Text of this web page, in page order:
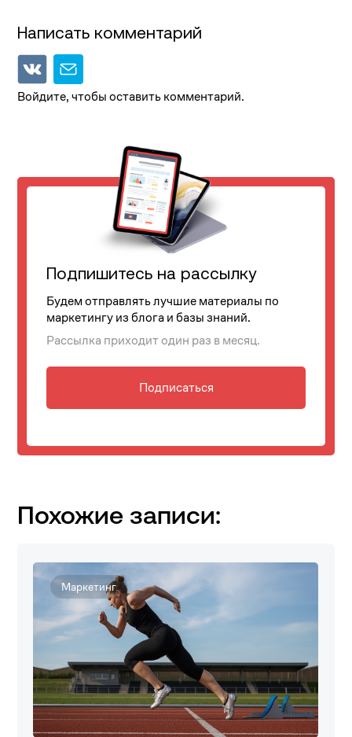
Написать комментарий
Войдите, чтобы оставить комментарий.
Подпишитесь на рассылку
Будем отправлять лучшие материалы по
маркетингу из блога и базы знаний.
Рассылка приходит один раз в месяц.
Подписаться
Похожие записи:
Маркетинг